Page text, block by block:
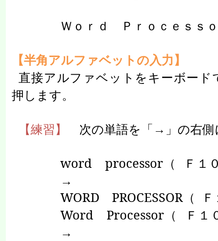
Ｗｏｒｄ Ｐｒｏｃｅｓｓ
【半角アルファベットの入力】
直接アルファベットをキーボード
押します。
【練習】 次の単語を「→」の右側
word processor（
Ｆ１
→
WORD
PROCESSOR（
Word
Processor （
Ｆ１
→